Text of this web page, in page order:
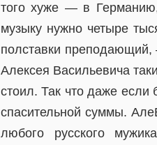
того хуже — в
музыку нужно четыре
полставки преподающий,
Алексея Васильевича
стоил. Так что даже
спасительной суммы.
любого русского